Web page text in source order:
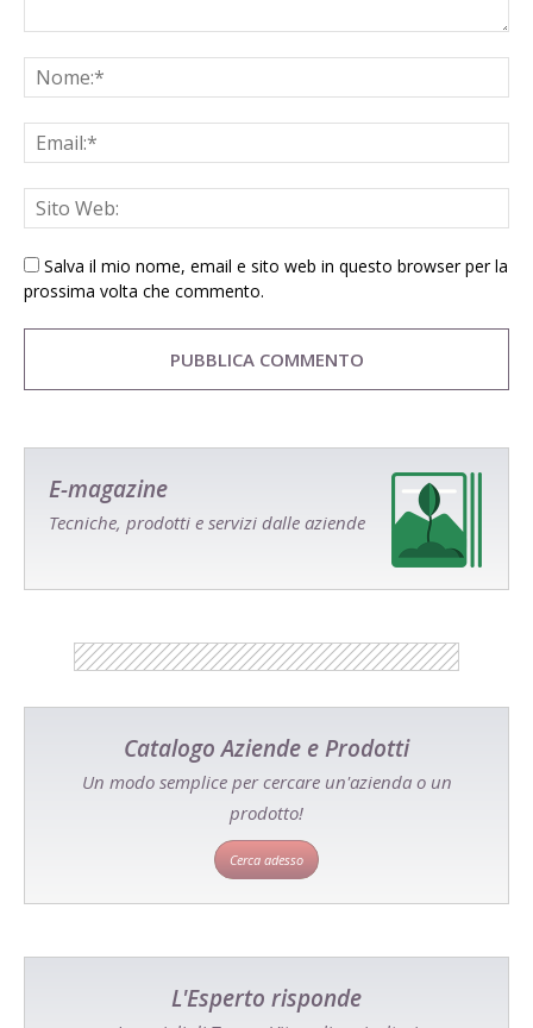
Salva il mio nome, email e sito web in questo browser per la
prossima volta che commento.
E-magazine
Tecniche, prodotti e servizi dalle aziende
Catalogo Aziende e Prodotti
Un modo semplice per cercare un'azienda o un
prodotto!
Cerca adesso
L'Esperto risponde